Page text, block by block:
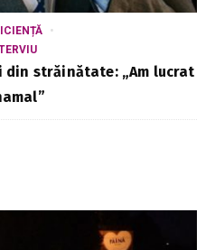
din străinătate: „Am lucrat